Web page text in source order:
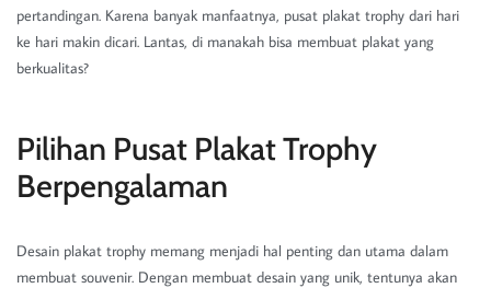
pertandingan. Karena banyak manfaatnya, pusat plakat trophy dari hari
ke hari makin dicari. Lantas, di manakah bisa membuat plakat yang
berkualitas?
Pilihan Pusat Plakat Trophy
Berpengalaman
Desain plakat trophy memang menjadi hal penting dan utama dalam
membuat souvenir. Dengan membuat desain yang unik, tentunya akan